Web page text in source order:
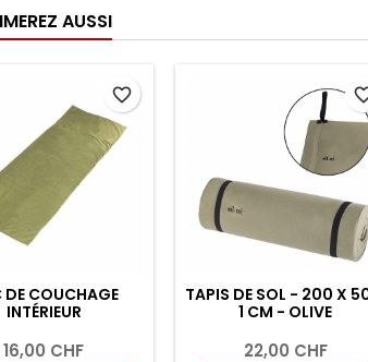
AUSSI
DE COUCHAGE
INTÉRIEUR
16,00 CHF
favorite_border
TAPIS DE SOL - 200 X
1 CM - OLIVE
22,00 CHF